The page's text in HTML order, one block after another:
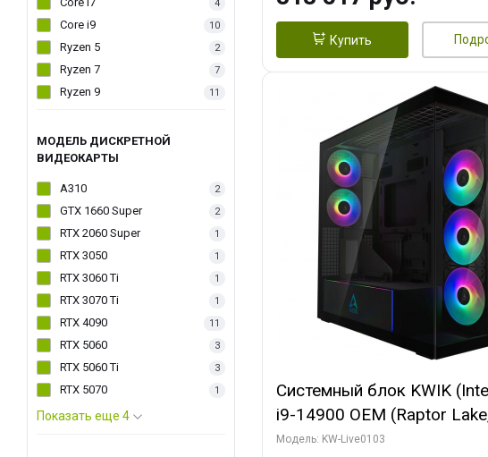
4
Core i9 10
Ryzen 5 2
Ryzen 7 7
Ryzen 9 11
МОДЕЛЬ ДИСКРЕТНОЙ
ВИДЕОКАРТЫ
A310 2
GTX 1660 Super 2
RTX 2060 Super 1
RTX 3050 1
RTX 3060 Ti 1
RTX 3070 Ti 1
RTX 4090 11
RTX 5060 3
RTX 5060 Ti 3
RTX 5070 1
Показать еще 4
Купить
Системный блок KWIK
i9-14900 OEM (Raptor
C24 16EC/8PC// 64 ГБ ОЗУ
Модель: KW-Live0103